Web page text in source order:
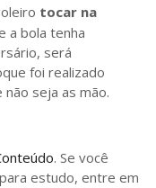
tocar na
a bola tenha
será
foi realizado
seja as mão.
. Se você
estudo, entre em